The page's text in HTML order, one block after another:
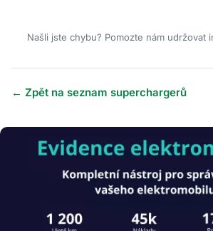
Našli jste chybu? Pomozte nám udržovat
← Zpět na seznam superchargerů
Obrázek